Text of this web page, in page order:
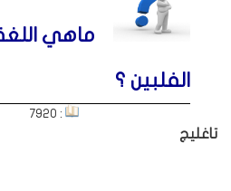
ماهي
الفلبين ؟
: 7920
تاغليج